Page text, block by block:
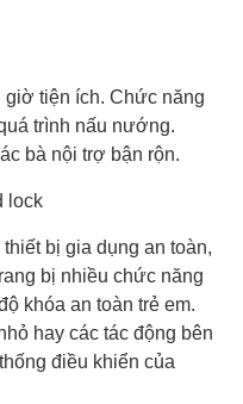
tiện ích. Chức năng
trình nấu nướng.
bà nội trợ bận rộn.
lock
bị gia dụng an toàn,
bị nhiều chức năng
khóa an toàn trẻ em.
hay các tác động bên
điều khiển của